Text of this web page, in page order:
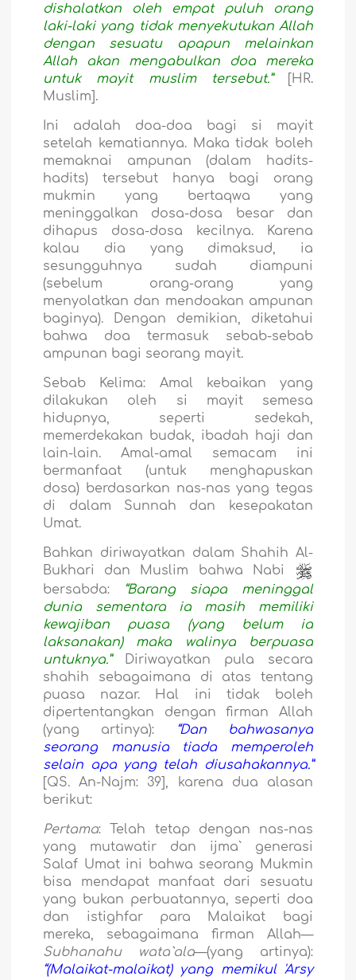
dishalatkan oleh empat puluh orang
laki-laki yang tidak menyekutukan Allah
dengan sesuatu apapun melainkan
Allah akan mengabulkan doa mereka
untuk mayit muslim tersebut.”[HR.
Muslim].
Ini adalah doa-doa bagi si mayit
setelah kematiannya. Maka tidak boleh
memaknai ampunan (dalam hadits-
hadits) tersebut hanya bagi orang
mukmin yang bertaqwa yang
meninggalkan dosa-dosa besar dan
dihapus dosa-dosa kecilnya. Karena
kalau dia yang dimaksud, ia
sesungguhnya sudah diampuni
(sebelum orang-orang yang
menyolatkan dan mendoakan ampunan
baginya). Dengan demikian, diketahui
bahwa doa termasuk sebab-sebab
ampunan bagi seorang mayit.
Sebab Kelima: Amal kebaikan yang
dilakukan oleh si mayit semesa
hidupnya, seperti sedekah,
memerdekakan budak, ibadah haji dan
lain-lain. Amal-amal semacam ini
bermanfaat (untuk menghapuskan
dosa) berdasarkan nas-nas yang tegas
di dalam Sunnah dan kesepakatan
Umat.
Bahkan diriwayatkan dalam Shahih Al-
Bukhari dan Muslim bahwa Nabi
bersabda:
“Barang siapa meninggal
dunia sementara ia masih memiliki
kewajiban puasa (yang belum ia
laksanakan) maka walinya berpuasa
untuknya.”Diriwayatkan pula secara
shahih sebagaimana di atas tentang
puasa nazar. Hal ini tidak boleh
dipertentangkan dengan firman Allah
(yang artinya):
“Dan bahwasanya
seorang manusia tiada memperoleh
selain apa yang telah diusahakannya.”
[QS. An-Najm: 39], karena dua alasan
berikut:
Pertama: Telah tetap dengan nas-nas
yang mutawatir dan ijma` generasi
Salaf Umat ini bahwa seorang Mukmin
bisa mendapat manfaat dari sesuatu
yang bukan perbuatannya, seperti doa
dan istighfar para Malaikat bagi
mereka, sebagaimana firman Allah—
Subhanahu wata`ala—(yang artinya):
“(Malaikat-malaikat) yang memikul 'Arsy